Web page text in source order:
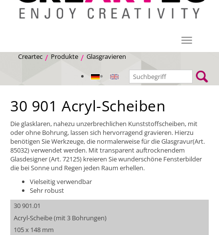
Menü
Creartec Produkte Glasgravieren
30 901 Acryl-Scheiben
Die glasklaren, nahezu unzerbrechlichen Kunststoffscheiben, mit
oder ohne Bohrung, lassen sich hervorragend gravieren. Hierzu
benötigen Sie Werkzeuge, die normalerweise für die Glasgravur(Art.
85032) verwendet werden. Mit transparent auftrocknendem
Glasdesigner (Art. 72125) kreieren Sie wunderschöne Fensterbilder
die bei Sonne und Regen jeden Raum erhellen.
Vielseitig verwendbar
Sehr robust
30 901.01
Acryl-Scheibe (mit 3 Bohrungen)
105 x 148 mm